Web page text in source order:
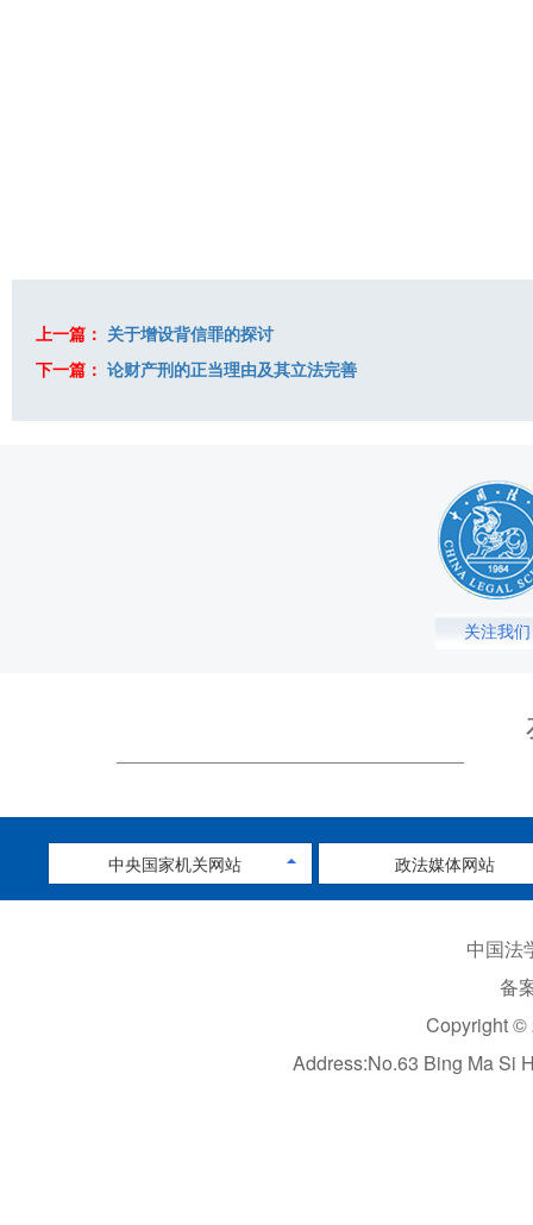
上一篇： 关于增设背信罪的探讨
下一篇： 论财产刑的正当理由及其立法完善
关注我们
中央国家机关网站 政法媒体网站
中国法
备
Copyright ©
Address:No.63 Bing Ma Si